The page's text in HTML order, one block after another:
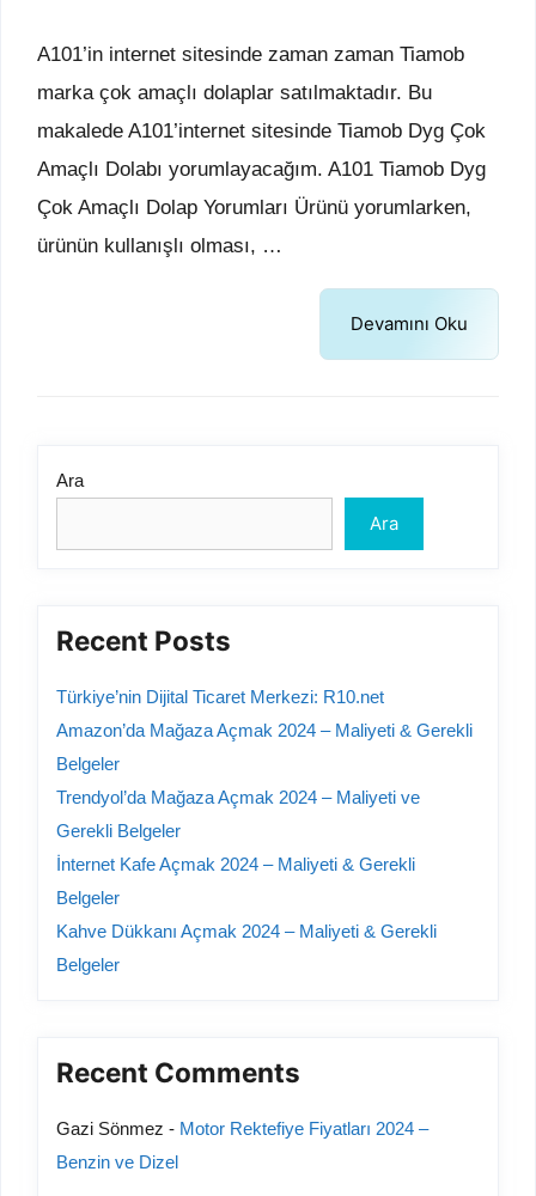
A101’in internet sitesinde zaman zaman Tiamob
marka çok amaçlı dolaplar satılmaktadır. Bu
makalede A101’internet sitesinde Tiamob Dyg Çok
Amaçlı Dolabı yorumlayacağım. A101 Tiamob Dyg
Çok Amaçlı Dolap Yorumları Ürünü yorumlarken,
ürünün kullanışlı olması, …
Devamını Oku
Ara
Ara
Recent Posts
Türkiye’nin Dijital Ticaret Merkezi: R10.net
Amazon’da Mağaza Açmak 2024 – Maliyeti & Gerekli
Belgeler
Trendyol’da Mağaza Açmak 2024 – Maliyeti ve
Gerekli Belgeler
İnternet Kafe Açmak 2024 – Maliyeti & Gerekli
Belgeler
Kahve Dükkanı Açmak 2024 – Maliyeti & Gerekli
Belgeler
Recent Comments
Gazi Sönmez - Motor Rektefiye Fiyatları 2024 –
Benzin ve Dizel